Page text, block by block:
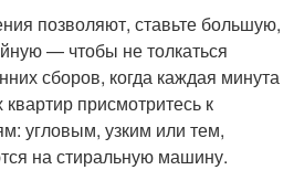
позволяют, ставьте большую,
— чтобы не толкаться
сборов, когда каждая минута
присмотритесь к
угловым, узким или тем,
на стиральную машину.